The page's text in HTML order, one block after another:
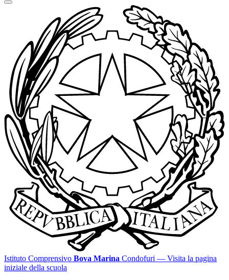
Istituto Comprensivo Bova Marina Condofuri — Visita la pagina
iniziale della scuola